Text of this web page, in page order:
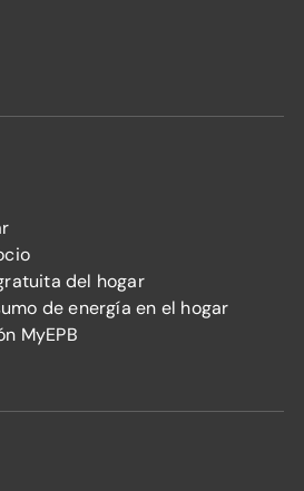
del hogar
de energía en el hogar
MyEPB